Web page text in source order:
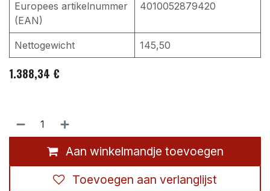
Europees artikelnummer
(EAN)
4010052879420
Nettogewicht 145,50
1.388,34 €
Aan winkelmandje toevoegen
Toevoegen aan verlanglijst